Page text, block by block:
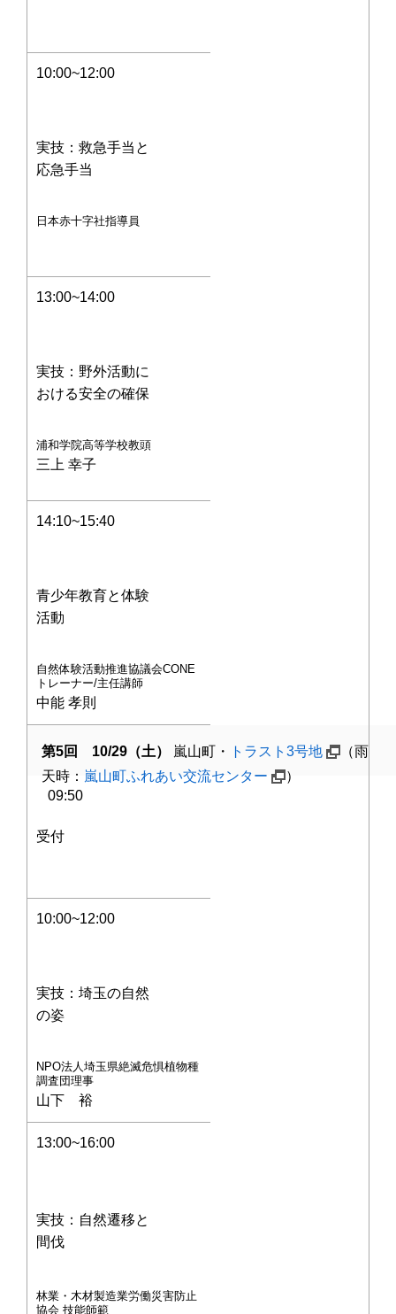
10:00~12:00
実技：救急手当と
応急手当
日本赤十字社指導員
13:00~14:00
実技：野外活動に
おける安全の確保
浦和学院高等学校教頭
三上 幸子
14:10~15:40
青少年教育と体験
活動
自然体験活動推進協議会CONE
トレーナー/主任講師
中能 孝則
第5回 10/29 （土） 嵐山町・ トラスト3号地
（雨
天時： 嵐山町ふれあい交流センター
）
09:50
受付
10:00~12:00
実技：埼玉の自然
の姿
NPO法人埼玉県絶滅危惧植物種
調査団理事
山下 裕
13:00~16:00
実技：自然遷移と
間伐
林業・木材製造業労働災害防止
協会 技能師範